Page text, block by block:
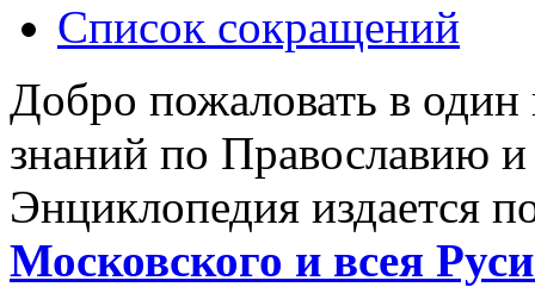
Список сокращений
Добро пожаловать в
знаний по Православию
Энциклопедия издается
Московского и всея